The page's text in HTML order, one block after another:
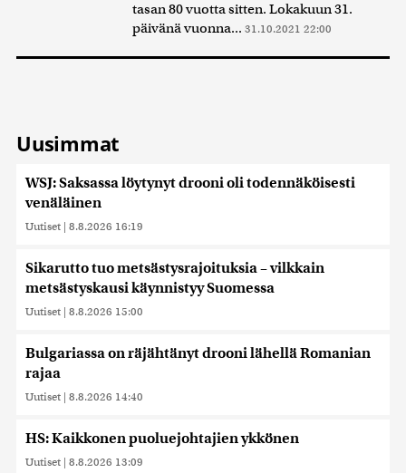
tasan 80 vuotta sitten. Lokakuun 31.
päivänä vuonna... 31.10.2021 22:00
Uusimmat
WSJ: Saksassa löytynyt drooni oli todennäköisesti
venäläinen
Uutiset | 8.8.2026 16:19
Sikarutto tuo metsästysrajoituksia – vilkkain
metsästyskausi käynnistyy Suomessa
Uutiset | 8.8.2026 15:00
Bulgariassa on räjähtänyt drooni lähellä Romanian
rajaa
Uutiset | 8.8.2026 14:40
HS: Kaikkonen puoluejohtajien ykkönen
Uutiset | 8.8.2026 13:09